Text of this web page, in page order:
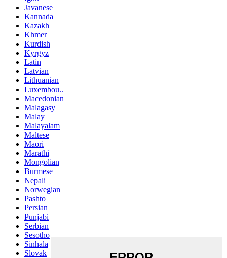
Javanese
Kannada
Kazakh
Khmer
Kurdish
Kyrgyz
Latin
Latvian
Lithuanian
Luxembou..
Macedonian
Malagasy
Malay
Malayalam
Maltese
Maori
Marathi
Mongolian
Burmese
Nepali
Norwegian
Pashto
Persian
Punjabi
Serbian
Sesotho
Sinhala
Slovak